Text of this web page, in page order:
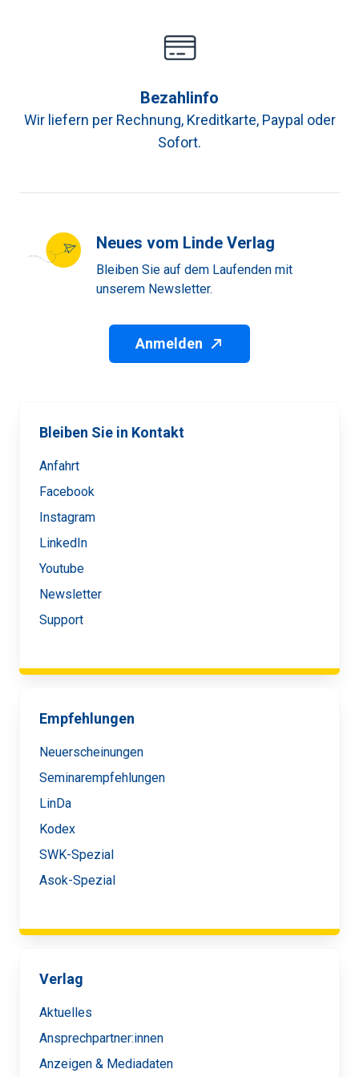
Bezahlinfo
Wir liefern per Rechnung, Kreditkarte, Paypal oder
Sofort.
Neues vom Linde Verlag
Bleiben Sie auf dem Laufenden mit
unserem Newsletter.
Anmelden
Bleiben Sie in Kontakt
Anfahrt
Facebook
Instagram
LinkedIn
Youtube
Newsletter
Support
Empfehlungen
Neuerscheinungen
Seminarempfehlungen
LinDa
Kodex
SWK-Spezial
Asok-Spezial
Verlag
Aktuelles
Ansprechpartner:innen
Anzeigen & Mediadaten